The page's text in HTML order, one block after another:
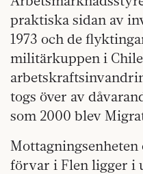
praktiska sidan av
1973 och de
militärkuppen i
togs över av
som 2000 blev
förvar i Flen ligger i